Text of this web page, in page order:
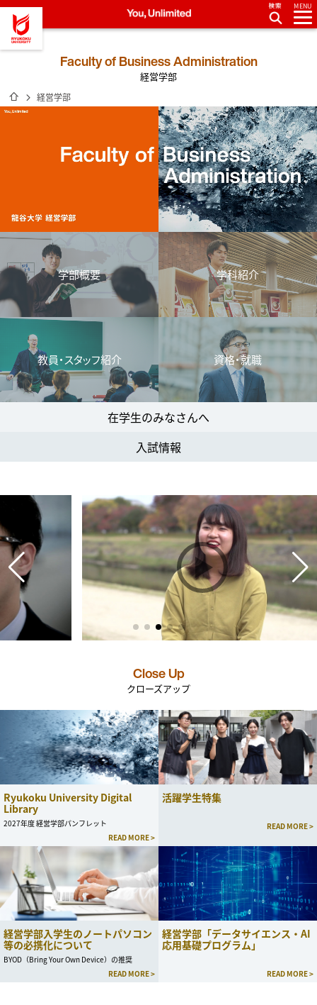
龍谷大学 You, Unlimited
MENU
Faculty of Business Administration
経営学部
ホーム
経営学部
学部概要 学科紹介
教員・スタッフ紹介 資格・就職
在学生のみなさんへ
入試情報
Close Up
クローズアップ
Ryukoku University Digital
Library
2027年度 経営学部パンフレット
READ MORE >
活躍学生特集
READ MORE >
経営学部入学生のノートパソコン
等の必携化について
BYOD（Bring Your Own Device）の推奨
READ MORE >
経営学部「データサイエンス・AI
応用基礎プログラム」
READ MORE >